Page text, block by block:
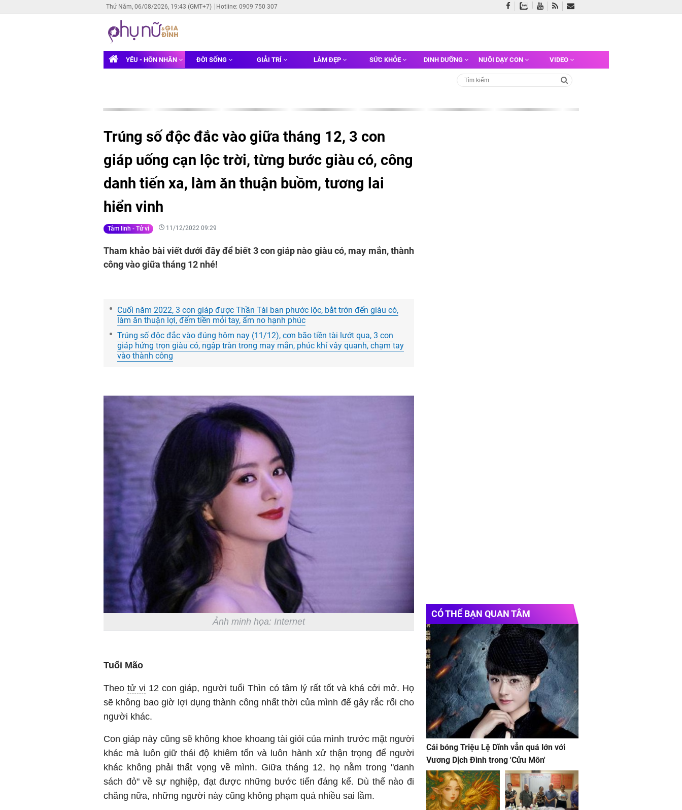
Thứ Năm, 06/08/2026, 19:43 (GMT+7) Hotline: 0909 750 307
YÊU - HÔN NHÂN ĐỜI SỐNG GIẢI TRÍ LÀM ĐẸP SỨC KHỎE DINH DƯỠNG NUÔI DẠY CON VIDEO
Trúng số độc đắc vào giữa tháng 12, 3 con
giáp uống cạn lộc trời, từng bước giàu có, công
danh tiến xa, làm ăn thuận buồm, tương lai
hiển vinh
Tâm linh - Tử vi 11/12/2022 09:29
Tham khảo bài viết dưới đây để biết 3 con giáp nào giàu có, may mắn, thành
công vào giữa tháng 12 nhé!
Cuối năm 2022, 3 con giáp được Thần Tài ban phước lộc, bắt trớn đến giàu có,
làm ăn thuận lợi, đếm tiền mỏi tay, ấm no hạnh phúc
Trúng số độc đắc vào đúng hôm nay (11/12), cơn bão tiền tài lướt qua, 3 con
giáp hứng trọn giàu có, ngập tràn trong may mắn, phúc khí vây quanh, chạm tay
vào thành công
Ảnh minh họa: Internet
Tuổi Mão
Theotử vi 12 con giáp, người tuổi Thìn có tâm lý rất tốt và khá cởi mở. Họ
sẽ không bao giờ lợi dụng thành công nhất thời của mình để gây rắc rối cho
người khác.
Con giáp này cũng sẽ không khoe khoang tài giỏi của mình trước mặt người
khác mà luôn giữ thái độ khiêm tốn và luôn hành xử thận trọng để người
khác không phải thất vọng về mình. Giữa tháng 12, họ nằm trong "danh
sách đỏ" về sự nghiệp, đạt được những bước tiến đáng kể. Dù thế nào đi
chăng nữa, những người này cũng không phạm quá nhiều sai lầm.
CÓ THỂ BẠN QUAN TÂM
Cái bóng Triệu Lệ Dĩnh vẫn quá lớn với
Vương Dịch Đình trong 'Cửu Môn'